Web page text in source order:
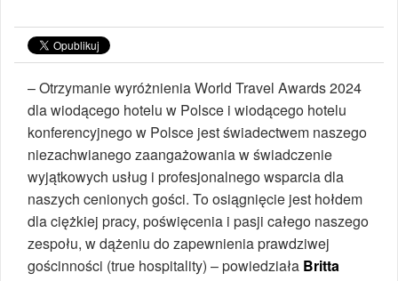
– Otrzymanie wyróżnienia World Travel Awards 2024
dla wiodącego hotelu w Polsce i wiodącego hotelu
konferencyjnego w Polsce jest świadectwem naszego
niezachwianego zaangażowania w świadczenie
wyjątkowych usług i profesjonalnego wsparcia dla
naszych cenionych gości. To osiągnięcie jest hołdem
dla ciężkiej pracy, poświęcenia i pasji całego naszego
zespołu, w dążeniu do zapewnienia prawdziwej
gościnności (true hospitality) – powiedziała Britta